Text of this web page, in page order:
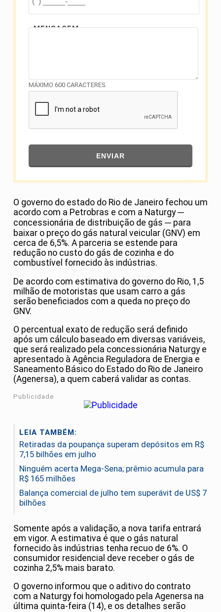
MENSAGEM
MÁXIMO 600 CARACTERES.
ENVIAR
O governo do estado do Rio de Janeiro fechou um
acordo com a Petrobras e com a Naturgy ─
concessionária de distribuição de gás ─ para
baixar o preço do gás natural veicular (GNV) em
cerca de 6,5%. A parceria se estende para
redução no custo do gás de cozinha e do
combustível fornecido às indústrias.
De acordo com estimativa do governo do Rio, 1,5
milhão de motoristas que usam carro a gás
serão beneficiados com a queda no preço do
GNV.
O percentual exato de redução será definido
após um cálculo baseado em diversas variáveis,
que será realizado pela concessionária Naturgy e
apresentado à Agência Reguladora de Energia e
Saneamento Básico do Estado do Rio de Janeiro
(Agenersa), a quem caberá validar as contas.
Publicidade
LEIA TAMBÉM:
Retiradas da poupança superam depósitos em R$
7,15 bilhões em julho
Ninguém acerta Mega-Sena; prêmio acumula para
R$ 165 milhões
Balança comercial de julho tem superávit de US$ 7
bilhões
Somente após a validação, a nova tarifa entrará
em vigor. A estimativa é que o gás natural
fornecido às indústrias tenha recuo de 6%. O
consumidor residencial deve receber o gás de
cozinha 2,5% mais barato.
O governo informou que o aditivo do contrato
com a Naturgy foi homologado pela Agenersa na
última quinta-feira (14), e os detalhes serão